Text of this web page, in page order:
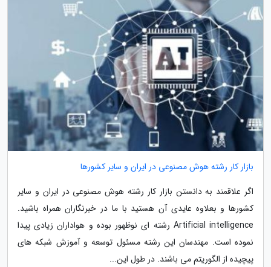
بازار کار رشته هوش مصنوعی در ایران و سایر کشورها
اگر علاقمند به دانستن بازار کار رشته هوش مصنوعی در ایران و سایر
کشورها و بعلاوه عایدی آن هستید با ما در خبرنگاران همراه باشید.
Artificial intelligence رشته ای نوظهور بوده و هواداران زیادی پیدا
نموده است. مهندسان این رشته مسئول توسعه و آموزش شبکه های
پیچیده از الگوریتم می باشند. در طول این...